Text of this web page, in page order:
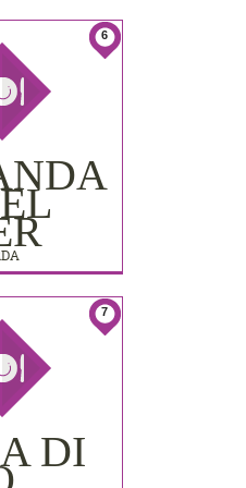
6
7
DI